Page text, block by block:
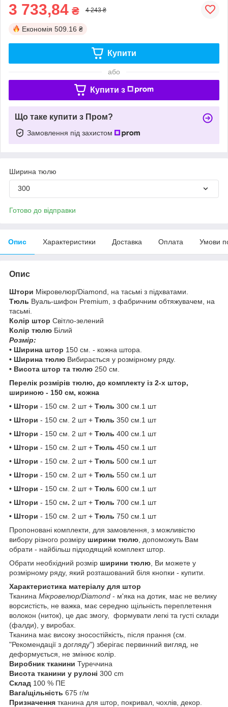
3 733,84 ₴ 4 243 ₴
Економія 509.16 ₴
Купити
або
Купити з
Що таке купити з Пром?
Замовлення під захистом
Ширина тюлю
300
Готово до відправки
Опис Характеристики Доставка Оплата Умови
Опис
Штори Мікровелюр/Diamond, на тасьмі з підхватами.
Тюль Вуаль-шифон Premium, з фабричним обтяжувачем, на
тасьмі.
Колір штор Світло-зелений
Колір тюлю Білий
Розмір:
• Ширина штор 150 см. - кожна штора.
• Ширина тюлю Вибирається у розмірному ряду.
• Висота штор та тюлю 250 см.
Перелік розмірів тюлю, до комплекту із 2-х штор,
шириною - 150 см, кожна
• Штори - 150 см. 2 шт + Тюль 300 см.1 шт
• Штори - 150 см. 2 шт + Тюль 350 см.1 шт
• Штори - 150 см. 2 шт + Тюль 400 см.1 шт
• Штори - 150 см. 2 шт + Тюль 450 см.1 шт
• Штори - 150 см. 2 шт + Тюль 500 см.1 шт
• Штори - 150 см. 2 шт + Тюль 550 см.1 шт
• Штори - 150 см. 2 шт + Тюль 600 см.1 шт
• Штори - 150 см. 2 шт + Тюль 700 см.1 шт
• Штори - 150 см. 2 шт + Тюль 750 см.1 шт
Пропоновані комплекти, для замовлення, з можливістю
вибору різного розміру ширини тюлю , допоможуть Вам
обрати - найбільш підходящий комплект штор.
Обрати необхідний розмір ширини тюлю , Ви можете у
розмірному ряду, який розташований біля кнопки - купити.
Характеристика матеріалу для штор
Тканина Мікровелюр/Diamond - м'яка на дотик, має не велику
ворсистість, не важка, має середню щільність переплетення
волокон (ниток), це дає змогу, формувати легкі та густі склади
(фалди), у виробах.
Тканина має високу зносостійкість, після прання (см.
"Рекомендації з догляду") зберігає первинний вигляд, не
деформується, не змінює колір.
Виробник тканини Туреччина
Висота тканини у рулоні 300 cm
Склад 100 % ПЕ
Вага/щільність 675 г/м
Призначення тканина для штор, покривал, чохлів, декор.